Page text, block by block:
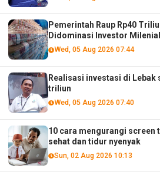
Pemerintah Raup Rp40
Didominasi Investor Milenial
Wed, 05 Aug 2026 07:44
Realisasi investasi di Lebak
triliun
Wed, 05 Aug 2026 07:40
10 cara mengurangi screen
sehat dan tidur nyenyak
Sun, 02 Aug 2026 10:13